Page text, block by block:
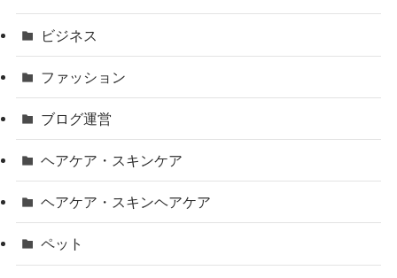
ビジネス
ファッション
ブログ運営
ヘアケア・スキンケア
ヘアケア・スキンヘアケア
ペット